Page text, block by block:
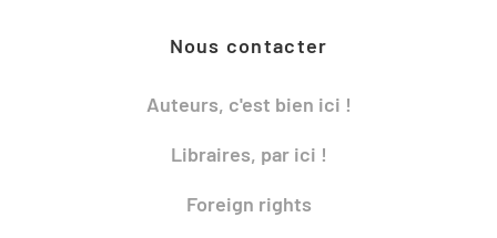
Nous contacter
Auteurs, c'est bien ici !
Libraires, par ici !
Foreign rights